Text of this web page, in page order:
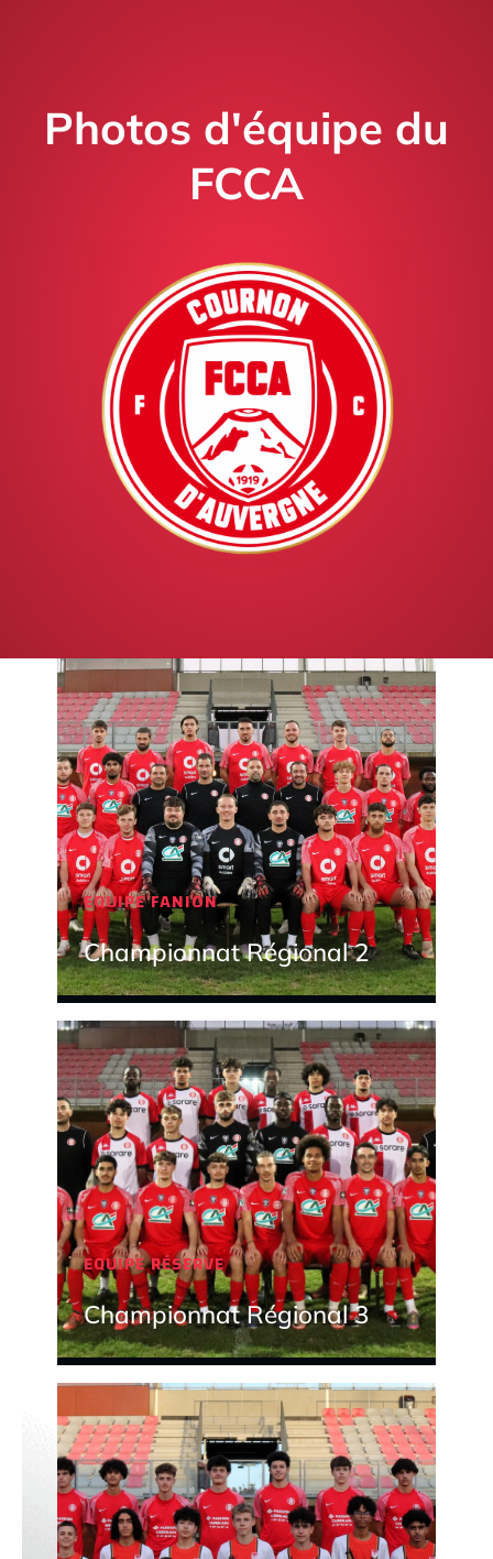
Photos d'équipe du
FCCA
EQUIPE FANION
Championnat Régional 2
EQUIPE RÉSERVE
Championnat Régional 3